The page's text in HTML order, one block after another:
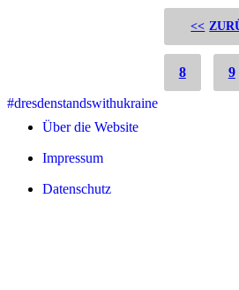
<<
8 9
#dresdenstandswithukraine
Über die Website
Impressum
Datenschutz